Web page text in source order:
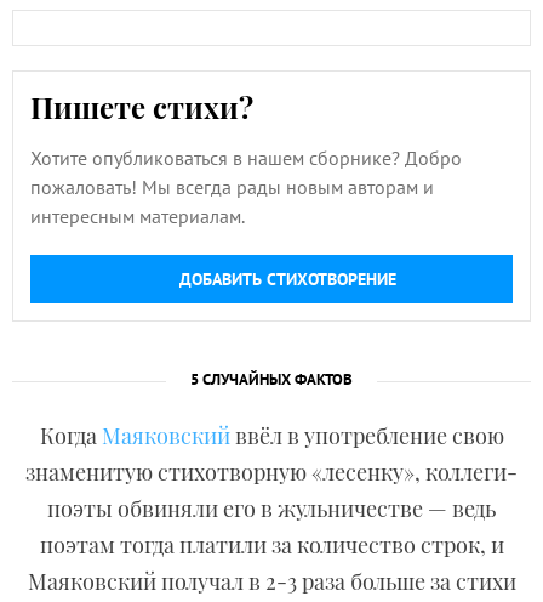
Пишете стихи?
Хотите опубликоваться в нашем сборнике? Добро
пожаловать! Мы всегда рады новым авторам и
интересным материалам.
ДОБАВИТЬ СТИХОТВОРЕНИЕ
5 СЛУЧАЙНЫХ ФАКТОВ
Когда Маяковскийввёл в употребление свою
знаменитую стихотворную «лесенку», коллеги-
поэты обвиняли его в жульничестве — ведь
поэтам тогда платили за количество строк, и
Маяковский получал в 2-3 раза больше за стихи